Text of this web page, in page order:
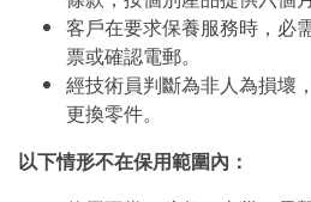
客戶在要求保養服務時，必
票或確認電郵。
經技術員判斷為非人為損壞
更換零件。
以下情形不在保用範圍內：